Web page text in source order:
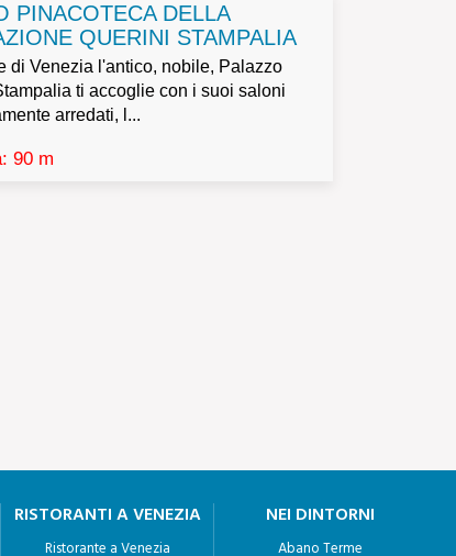
PINACOTECA DELLA
QUERINI STAMPALIA
di Venezia l'antico, nobile, Palazzo
ti accoglie con i suoi saloni
arredati, l...
90 m
RISTORANTI A VENEZIA
Ristorante a Venezia
NEI DINTORNI
Abano Terme